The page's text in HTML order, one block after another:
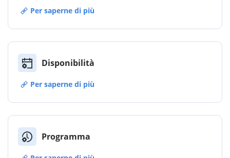
Per saperne di più
Disponibilità
Per saperne di più
Programma